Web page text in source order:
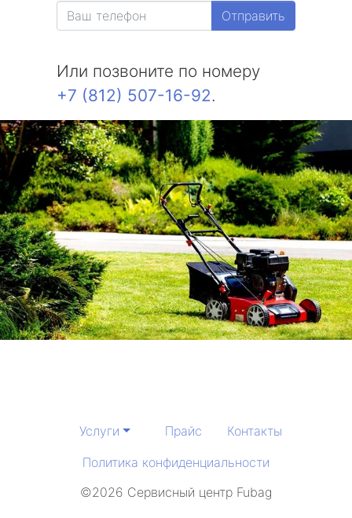
Отправить
Или позвоните по номеру
+7 (812) 507-16-92.
Услуги Прайс
Контакты
Политика конфиденциальности
©2026 Сервисный центр Fubag